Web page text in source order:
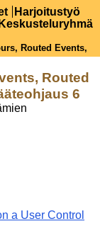
Routed
6
a User Control
Harjoitustyö
Keskusteluryhmä
Routed Events,